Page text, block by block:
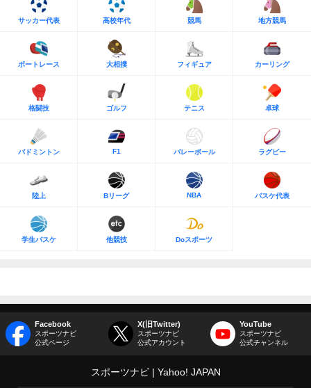
サッカー代表 高校年代 競馬 地方競馬
ボートレース 大相撲 フィギュア カーリング
格闘技 ゴルフ テニス 卓球
バドミントン F1 バレーボール ラグビー
陸上 Bリーグ NBA バスケ代表
学生バスケ 他競技 Doスポーツ
Facebook
スポーツナビ
公式ページ
X(旧Twitter)
スポーツナビ
公式アカウント
YouTube
スポーツナビ
公式チャンネル
スポーツナビ Yahoo! JAPAN